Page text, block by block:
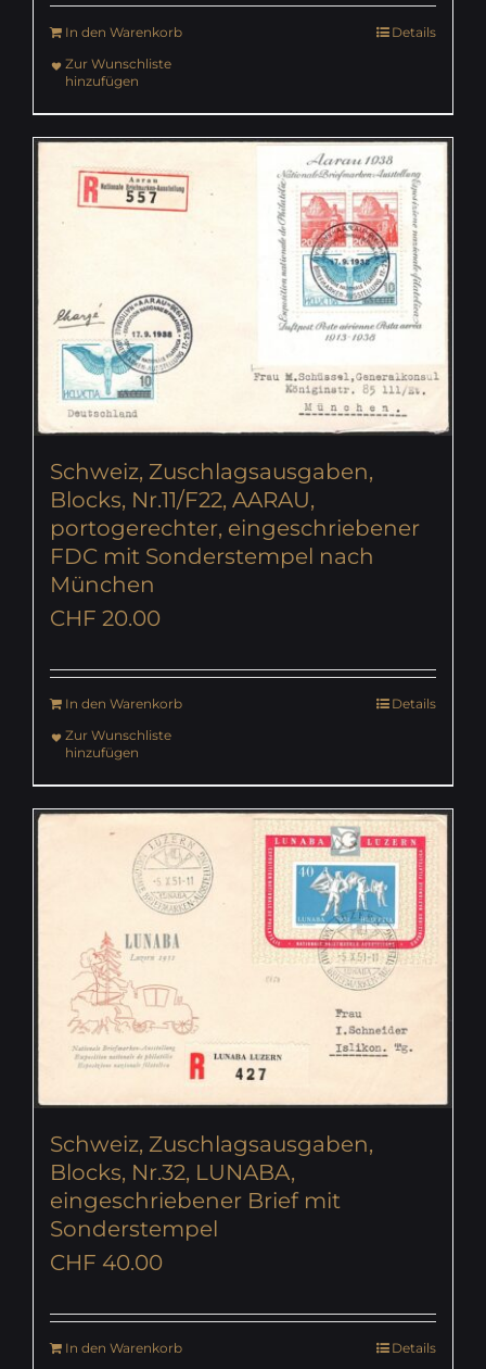
In den Warenkorb
Details
Zur Wunschliste
hinzufügen
Schweiz, Zuschlagsausgaben,
Blocks, Nr.11/F22, AARAU,
portogerechter, eingeschriebener
FDC mit Sonderstempel nach
München
CHF 20.00
In den Warenkorb
Details
Zur Wunschliste
hinzufügen
Schweiz, Zuschlagsausgaben,
Blocks, Nr.32, LUNABA,
eingeschriebener Brief mit
Sonderstempel
CHF 40.00
In den Warenkorb
Details